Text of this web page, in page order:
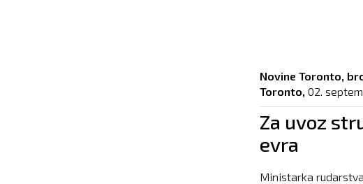
Novine Toronto,
Toronto, 02.
Za uvoz
evra
Ministarka